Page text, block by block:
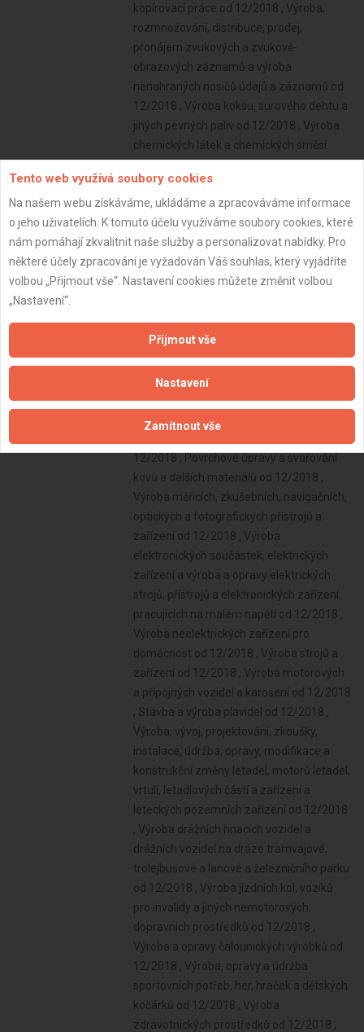
Tento web využívá soubory cookies
Na našem webu získáváme, ukládáme a zpracováváme informace
o jeho uživatelích. K tomuto účelu využíváme soubory cookies, které
nám pomáhají zkvalitnit naše služby a personalizovat nabídky. Pro
některé účely zpracování je vyžadován Váš souhlas, který vyjádříte
volbou „Přijmout vše“. Nastavení cookies můžete změnit volbou
„Nastavení“.
Přijmout vše
Nastavení
Zamítnout vše